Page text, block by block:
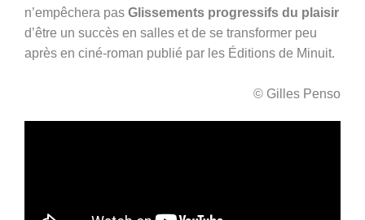
n’empêchera pas Glissements progressifs du plaisir
d’être un succès en salles et de se transformer peu
après en ciné-roman publié par les Éditions de Minuit.
© Gilles Penso